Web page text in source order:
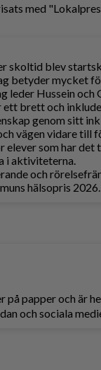
med
skoltid blev
betyder mycket
leder Hussein och
ett brett och
genom sitt
vägen vidare till
som har det
i aktiviteterna.
och
hälsopris 2026.
på papper och är
och sociala